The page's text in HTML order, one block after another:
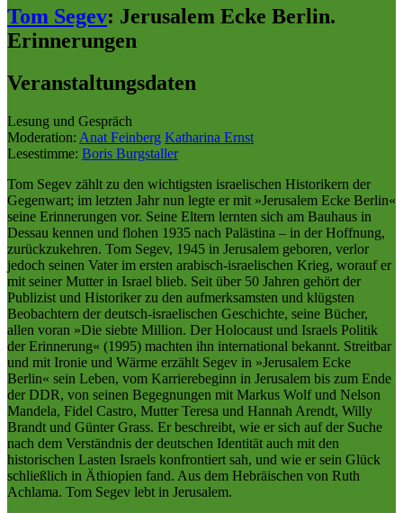
Tom Segev: Jerusalem Ecke Berlin.
Erinnerungen
Veranstaltungsdaten
Lesung und Gespräch
Moderation: Anat Feinberg Katharina Ernst
Lesestimme: Boris Burgstaller
Tom Segev zählt zu den wichtigsten israelischen Historikern der
Gegenwart; im letzten Jahr nun legte er mit »Jerusalem Ecke Berlin«
seine Erinnerungen vor. Seine Eltern lernten sich am Bauhaus in
Dessau kennen und flohen 1935 nach Palästina – in der Hoffnung,
zurückzukehren. Tom Segev, 1945 in Jerusalem geboren, verlor
jedoch seinen Vater im ersten arabisch-israelischen Krieg, worauf er
mit seiner Mutter in Israel blieb. Seit über 50 Jahren gehört der
Publizist und Historiker zu den aufmerksamsten und klügsten
Beobachtern der deutsch-israelischen Geschichte, seine Bücher,
allen voran »Die siebte Million. Der Holocaust und Israels Politik
der Erinnerung« (1995) machten ihn international bekannt. Streitbar
und mit Ironie und Wärme erzählt Segev in »Jerusalem Ecke
Berlin« sein Leben, vom Karrierebeginn in Jerusalem bis zum Ende
der DDR, von seinen Begegnungen mit Markus Wolf und Nelson
Mandela, Fidel Castro, Mutter Teresa und Hannah Arendt, Willy
Brandt und Günter Grass. Er beschreibt, wie er sich auf der Suche
nach dem Verständnis der deutschen Identität auch mit den
historischen Lasten Israels konfrontiert sah, und wie er sein Glück
schließlich in Äthiopien fand. Aus dem Hebräischen von Ruth
Achlama. Tom Segev lebt in Jerusalem.